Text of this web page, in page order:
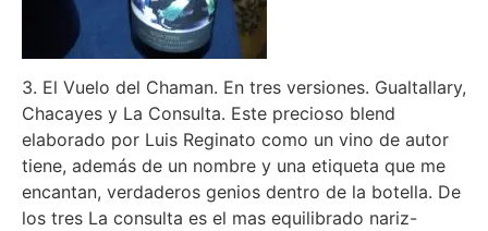
3. El Vuelo del Chaman. En tres versiones. Gualtallary,
Chacayes y La Consulta. Este precioso blend
elaborado por Luis Reginato como un vino de autor
tiene, además de un nombre y una etiqueta que me
encantan, verdaderos genios dentro de la botella. De
los tres La consulta es el mas equilibrado nariz-